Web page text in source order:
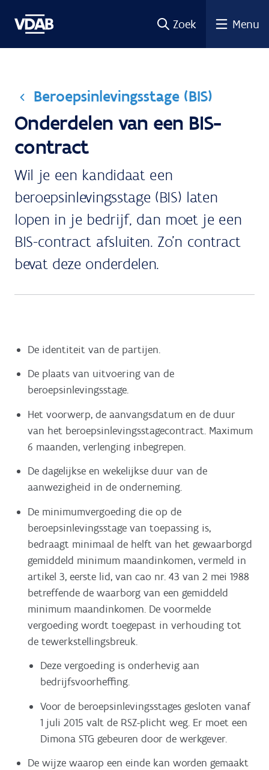
naar
Zoek Menu
Beroepsinlevingsstage (BIS)
Onderdelen van een BIS-
contract
Wil je een kandidaat een
beroepsinlevingsstage (BIS) laten
lopen in je bedrijf, dan moet je een
BIS-contract afsluiten. Zo'n contract
bevat deze onderdelen.
De identiteit van de partijen.
De plaats van uitvoering van de
beroepsinlevingsstage.
Het voorwerp, de aanvangsdatum en de duur
van het beroepsinlevingsstagecontract. Maximum
6 maanden, verlenging inbegrepen.
De dagelijkse en wekelijkse duur van de
aanwezigheid in de onderneming.
De minimumvergoeding die op de
beroepsinlevingsstage van toepassing is,
bedraagt minimaal de helft van het gewaarborgd
gemiddeld minimum maandinkomen, vermeld in
artikel 3, eerste lid, van cao nr. 43 van 2 mei 1988
betreffende de waarborg van een gemiddeld
minimum maandinkomen. De voormelde
vergoeding wordt toegepast in verhouding tot
de tewerkstellingsbreuk.
Deze vergoeding is onderhevig aan
bedrijfsvoorheffing.
Voor de beroepsinlevingsstages gesloten vanaf
1 juli 2015 valt de RSZ-plicht weg. Er moet een
Dimona STG gebeuren door de werkgever.
De wijze waarop een einde kan worden gemaakt